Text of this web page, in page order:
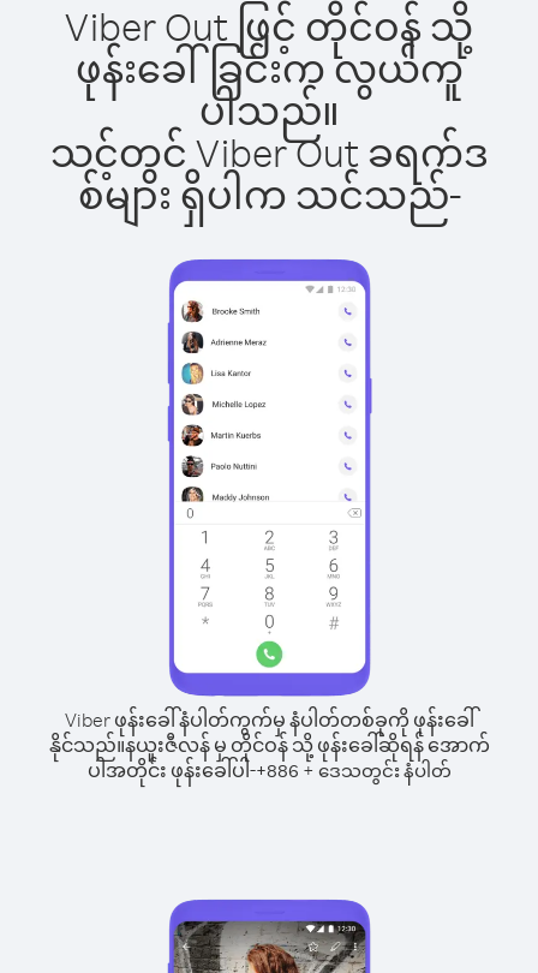
Viber Out ဖြင့် တိုင်ဝန် သို့
ဖုန်းခေါ်ခြင်းက လွယ်ကူ
ပါသည်။
သင့်တွင် Viber Out ခရက်ဒ
စ်များ ရှိပါက သင်သည်-
Viber ဖုန်းခေါ်နံပါတ်ကွက်မှ နံပါတ်တစ်ခုကို ဖုန်းခေါ်
နိုင်သည်။နယူးဇီလန် မှ တိုင်ဝန် သို့ ဖုန်းခေါ်ဆိုရန် အောက်
ပါအတိုင်း ဖုန်းခေါ်ပါ-+886 + ဒေသတွင်း နံပါတ်